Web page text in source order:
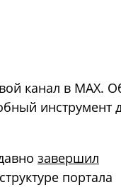
канал в MAX.
инструмент
завершил
портала